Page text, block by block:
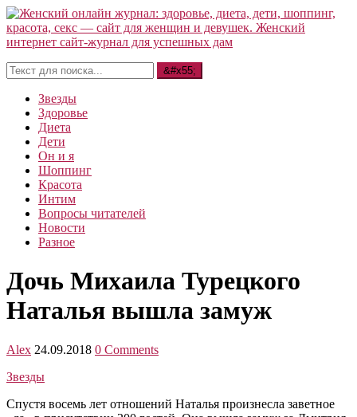
Звезды
Здоровье
Диета
Дети
Он и я
Шоппинг
Красота
Интим
Вопросы читателей
Новости
Разное
Дочь Михаила Турецкого
Наталья вышла замуж
Alex 24.09.2018 0 Comments
Звезды
Спустя восемь лет отношений Наталья произнесла заветное